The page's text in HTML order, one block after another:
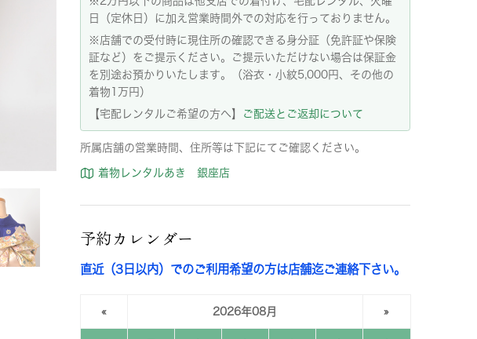
日（定休日）に加え営業時間外での対応を行っておりません。
※店舗での受付時に現住所の確認できる身分証（免許証や保険
証など）をご提示ください。ご提示いただけない場合は保証金
を別途お預かりいたします。（浴衣・小紋5,000円、その他の
着物1万円）
【宅配レンタルご希望の方へ】
ご配送とご返却について
所属店舗の営業時間、住所等は下記にてご確認ください。
着物レンタルあき 銀座店
予約カレンダー
直近（3日以内）でのご利用希望の方は店舗迄ご連絡下さい。
« 2026年08月 »